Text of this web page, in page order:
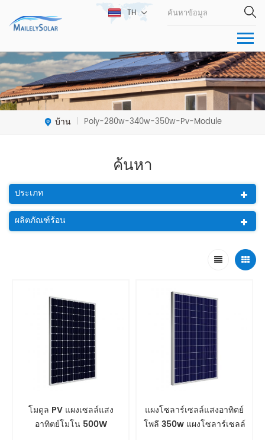
TH
บ้าน | Poly-280w-340w-350w-Pv-Module
ค้นหา
ประเภท
ผลิตภัณฑ์ร้อน
โมดูล PV แผงเซลล์แสง
อาทิตย์โมโน 500W
แผงโซลาร์เซลล์แสงอาทิตย์
โพลี 350w แผงโซลาร์เซลล์